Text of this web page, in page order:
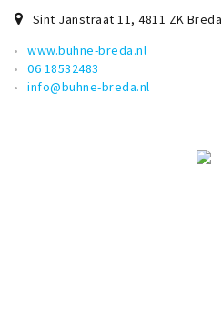
Sint Janstraat 11,4811 ZK Breda
www.buhne-breda.nl
06 18532483
info@buhne-breda.nl